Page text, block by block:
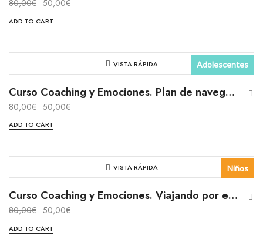
80,00€ 50,00€
ADD TO CART
Adolescentes
VISTA RÁPIDA
Curso Coaching y Emociones. Plan de navegación
80,00€ 50,00€
ADD TO CART
Niños
Presencial
VISTA RÁPIDA
Curso Coaching y Emociones. Viajando por el mundo
80,00€ 50,00€
ADD TO CART